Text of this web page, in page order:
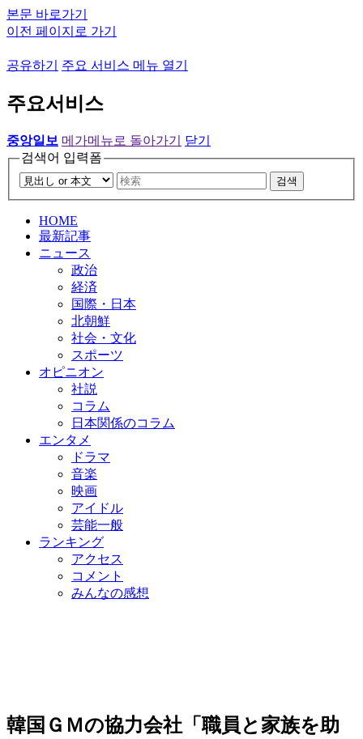
본문 바로가기
이전 페이지로 가기
공유하기 주요 서비스 메뉴 열기
주요서비스
중앙일보 메가메뉴로 돌아가기
닫기
검색어 입력폼
검색
HOME
最新記事
ニュース
政治
経済
国際・日本
北朝鮮
社会・文化
スポーツ
オピニオン
社説
コラム
日本関係のコラム
エンタメ
ドラマ
音楽
映画
アイドル
芸能一般
ランキング
アクセス
コメント
みんなの感想
韓国ＧＭの協力会社「職員と家族を助